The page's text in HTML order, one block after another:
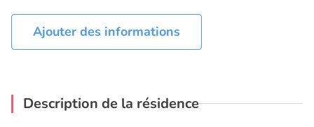
Ajouter des informations
Description de la résidence